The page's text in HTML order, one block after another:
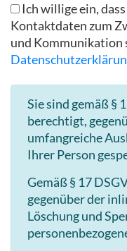
Ich willige ein,
Kontaktdaten zum
und Kommunikation
Sie sind gemäß §
berechtigt,
umfangreiche
Ihrer Person
Gemäß § 17
gegenüber der
Löschung und